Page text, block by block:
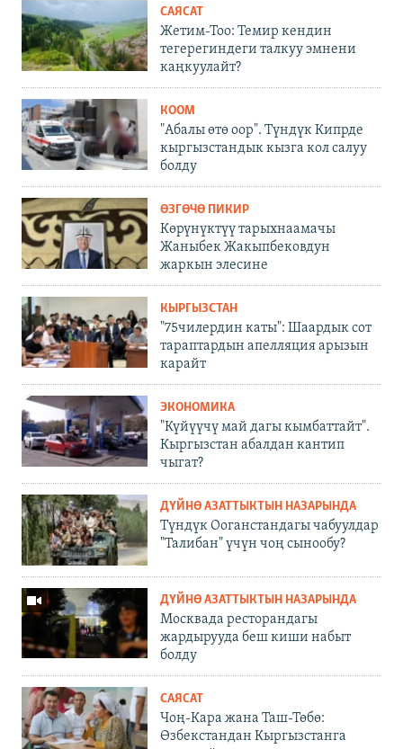
САЯСАТ
Жетим-Тоо: Темир кендин
тегерегиндеги талкуу эмнени
каңкуулайт?
КООМ
"Абалы өтө оор". Түндүк Кипрде
кыргызстандык кызга кол салуу
болду
ӨЗГӨЧӨ ПИКИР
Көрүнүктүү тарыхнаамачы
Жаныбек Жакыпбековдун
жаркын элесине
КЫРГЫЗСТАН
"75чилердин каты": Шаардык сот
тараптардын апелляция арызын
карайт
ЭКОНОМИКА
"Күйүүчү май дагы кымбаттайт".
Кыргызстан абалдан кантип
чыгат?
ДҮЙНӨ АЗАТТЫКТЫН НАЗАРЫНДА
Түндүк Ооганстандагы чабуулдар
"Талибан" үчүн чоң сынообу?
ДҮЙНӨ АЗАТТЫКТЫН НАЗАРЫНДА
Москвада ресторандагы
жардырууда беш киши набыт
болду
САЯСАТ
Чоң-Кара жана Таш-Төбө:
Өзбекстандан Кыргызстанга